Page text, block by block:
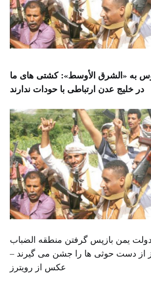
به «الشرق الأوسط»: کشتی های ما
در خلیج عدن ارتباطی با حودات ندارند
یمن بازپس گرفتن منطقه الضباب
از دست حوثی ها را جشن می گیرند –
عکس از رویترز